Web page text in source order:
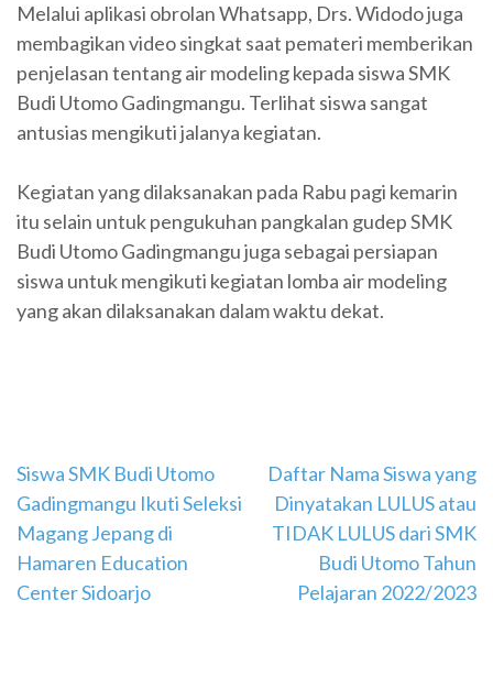
Melalui aplikasi obrolan Whatsapp, Drs. Widodo juga
membagikan video singkat saat pemateri memberikan
penjelasan tentang air modeling kepada siswa SMK
Budi Utomo Gadingmangu. Terlihat siswa sangat
antusias mengikuti jalanya kegiatan.
Kegiatan yang dilaksanakan pada Rabu pagi kemarin
itu selain untuk pengukuhan pangkalan gudep SMK
Budi Utomo Gadingmangu juga sebagai persiapan
siswa untuk mengikuti kegiatan lomba air modeling
yang akan dilaksanakan dalam waktu dekat.
Navigasi
pos
Siswa SMK Budi Utomo
Gadingmangu Ikuti Seleksi
Magang Jepang di
Hamaren Education
Center Sidoarjo
Daftar Nama Siswa yang
Dinyatakan LULUS atau
TIDAK LULUS dari SMK
Budi Utomo Tahun
Pelajaran 2022/2023